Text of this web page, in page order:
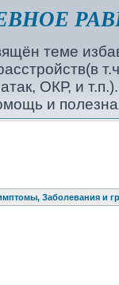
теме
ОКР, и
и
Заболевания и